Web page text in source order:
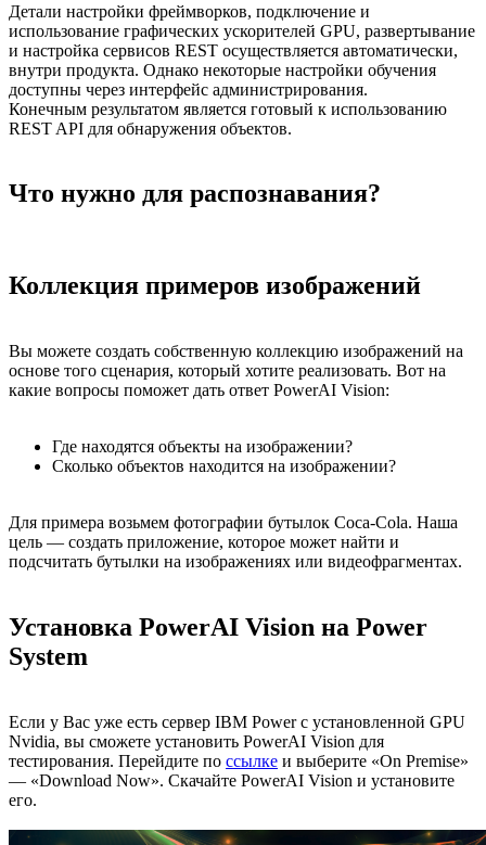
Детали настройки фреймворков, подключение и
использование графических ускорителей GPU, развертывание
и настройка сервисов REST осуществляется автоматически,
внутри продукта. Однако некоторые настройки обучения
доступны через интерфейс администрирования.
Конечным результатом является готовый к использованию
REST API для обнаружения объектов.
Что нужно для распознавания?
Коллекция примеров изображений
Вы можете создать собственную коллекцию изображений на
основе того сценария, который хотите реализовать. Вот на
какие вопросы поможет дать ответ PowerAI Vision:
Где находятся объекты на изображении?
Сколько объектов находится на изображении?
Для примера возьмем фотографии бутылок Coca-Cola. Наша
цель — создать приложение, которое может найти и
подсчитать бутылки на изображениях или видеофрагментах.
Установка PowerAI Vision на Power
System
Если у Вас уже есть сервер IBM Power с установленной GPU
Nvidia, вы сможете установить PowerAI Vision для
тестирования. Перейдите по ссылке и выберите «On Premise»
— «Download Now». Скачайте PowerAI Vision и установите
его.